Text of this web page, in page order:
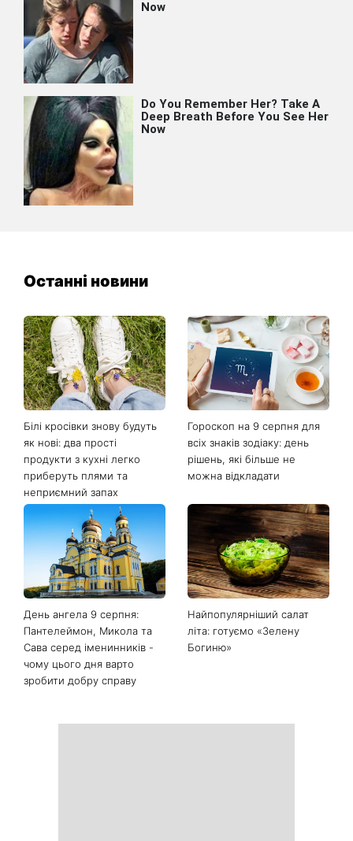
Останні новини
Білі кросівки знову будуть
як нові: два прості
продукти з кухні легко
приберуть плями та
неприємний запах
Гороскоп на 9 серпня для
всіх знаків зодіаку: день
рішень, які більше не
можна відкладати
День ангела 9 серпня:
Пантелеймон, Микола та
Сава серед іменинників -
чому цього дня варто
зробити добру справу
Найпопулярніший салат
літа: готуємо «Зелену
Богиню»